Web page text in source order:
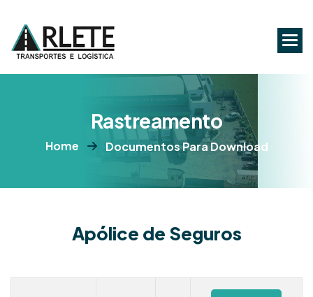
Rastreamento
Home Documentos Para Download
Apólice de Seguros